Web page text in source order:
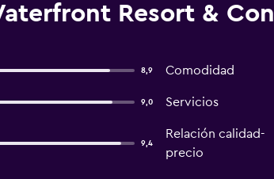
Resort &
8,9 Comodidad
9,0 Servicios
9,4
Relación calidad-
precio